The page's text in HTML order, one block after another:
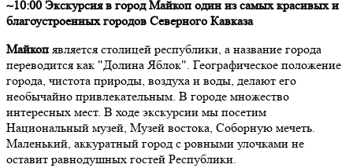
~10:00 Экскурсия в город Майкоп один из самых красивых и
благоустроенных городов Северного Кавказа
Майкоп является столицей республики, а название города
переводится как "Долина Яблок". Географическое положение
города, чистота природы, воздуха и воды, делают его
необычайно привлекательным. В городе множество
интересных мест. В ходе экскурсии мы посетим
Национальный музей, Музей востока, Соборную мечеть.
Маленький, аккуратный город с ровными улочками не
оставит равнодушных гостей Республики.